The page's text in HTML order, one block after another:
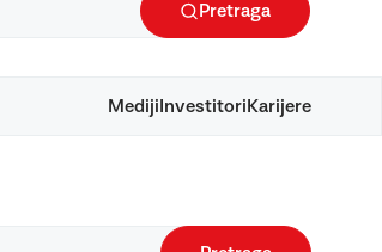
Pretraga
Mediji Investitori Karijere